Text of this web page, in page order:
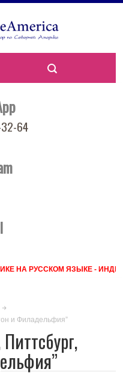
64
НА РУССКОМ ЯЗЫКЕ -
и Филадельфия”